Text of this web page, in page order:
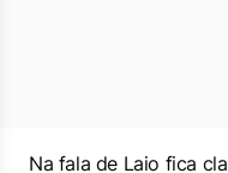
Na fala de Laio fica